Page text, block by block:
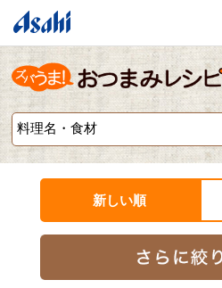
新しい順